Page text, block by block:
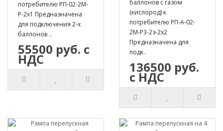
потребителю РП-02-2М-
Р-2х1 Предназначена
для подключения 2-х
баллонов ..
55500 руб. с
НДС
баллонов с газом
(кислород) к
потребителю РП-А-02-
2М-Р3-2з-2х2
Предназначена для
подк..
136500 руб.
с НДС